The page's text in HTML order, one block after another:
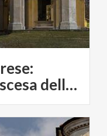
Cappella 13 - La discesa dello Spirito Santo